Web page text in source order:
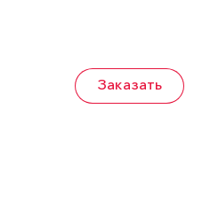
Заказать